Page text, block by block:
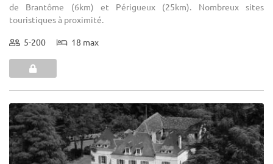
de Brantôme (6km) et Périgueux (25km). Nombreux sites
touristiques à proximité.
5-200 18 max